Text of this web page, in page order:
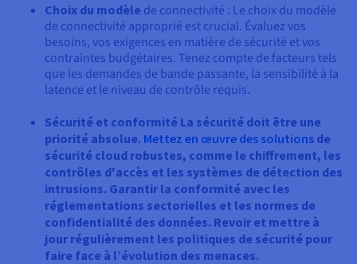
Choix du modèle de connectivité : Le choix du modèle
de connectivité approprié est crucial. Évaluez vos
besoins, vos exigences en matière de sécurité et vos
contraintes budgétaires. Tenez compte de facteurs tels
que les demandes de bande passante, la sensibilité à la
latence et le niveau de contrôle requis.
Sécurité et conformité La sécurité doit être une
priorité absolue. Mettez en œuvre des solutions de
sécurité cloud robustes, comme le chiffrement, les
contrôles d'accès et les systèmes de détection des
intrusions. Garantir la conformité avec les
réglementations sectorielles et les normes de
confidentialité des données. Revoir et mettre à
jour régulièrement les politiques de sécurité pour
faire face à l’évolution des menaces.